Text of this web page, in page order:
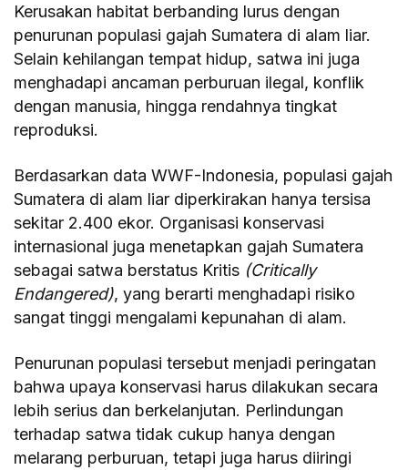
Kerusakan habitat berbanding lurus dengan
penurunan populasi gajah Sumatera di alam liar.
Selain kehilangan tempat hidup, satwa ini juga
menghadapi ancaman perburuan ilegal, konflik
dengan manusia, hingga rendahnya tingkat
reproduksi.
Berdasarkan data WWF-Indonesia, populasi gajah
Sumatera di alam liar diperkirakan hanya tersisa
sekitar 2.400 ekor. Organisasi konservasi
internasional juga menetapkan gajah Sumatera
sebagai satwa berstatus Kritis (Critically
Endangered), yang berarti menghadapi risiko
sangat tinggi mengalami kepunahan di alam.
Penurunan populasi tersebut menjadi peringatan
bahwa upaya konservasi harus dilakukan secara
lebih serius dan berkelanjutan. Perlindungan
terhadap satwa tidak cukup hanya dengan
melarang perburuan, tetapi juga harus diiringi